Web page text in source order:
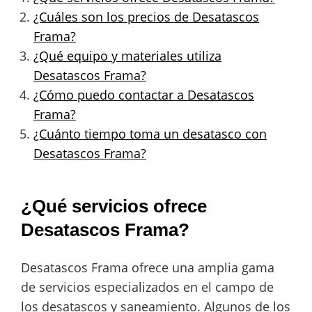
¿Cuáles son los precios de Desatascos
Frama?
¿Qué equipo y materiales utiliza
Desatascos Frama?
¿Cómo puedo contactar a Desatascos
Frama?
¿Cuánto tiempo toma un desatasco con
Desatascos Frama?
¿Qué servicios ofrece
Desatascos Frama?
Desatascos Frama ofrece una amplia gama
de servicios especializados en el campo de
los desatascos y saneamiento. Algunos de los